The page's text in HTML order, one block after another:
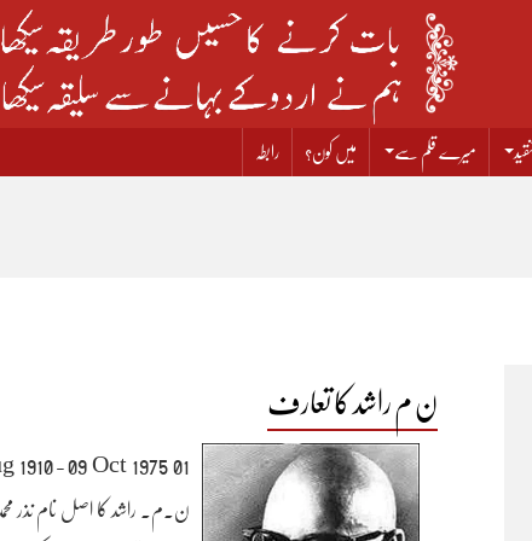
میرے قلم سے میں کون؟ رابطہ
ن م راشد کا تعارف
01 Aug 1910 - 09 Oct 1975